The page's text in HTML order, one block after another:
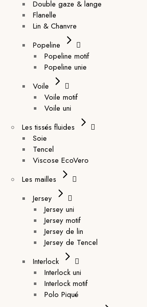
Double gaze & lange
Flanelle
Lin & Chanvre
Popeline
Popeline motif
Popeline unie
Voile
Voile motif
Voile uni
Les tissés fluides
Soie
Tencel
Viscose EcoVero
Les mailles
Jersey
Jersey uni
Jersey motif
Jersey de lin
Jersey de Tencel
Interlock
Interlock uni
Interlock motif
Polo Piqué